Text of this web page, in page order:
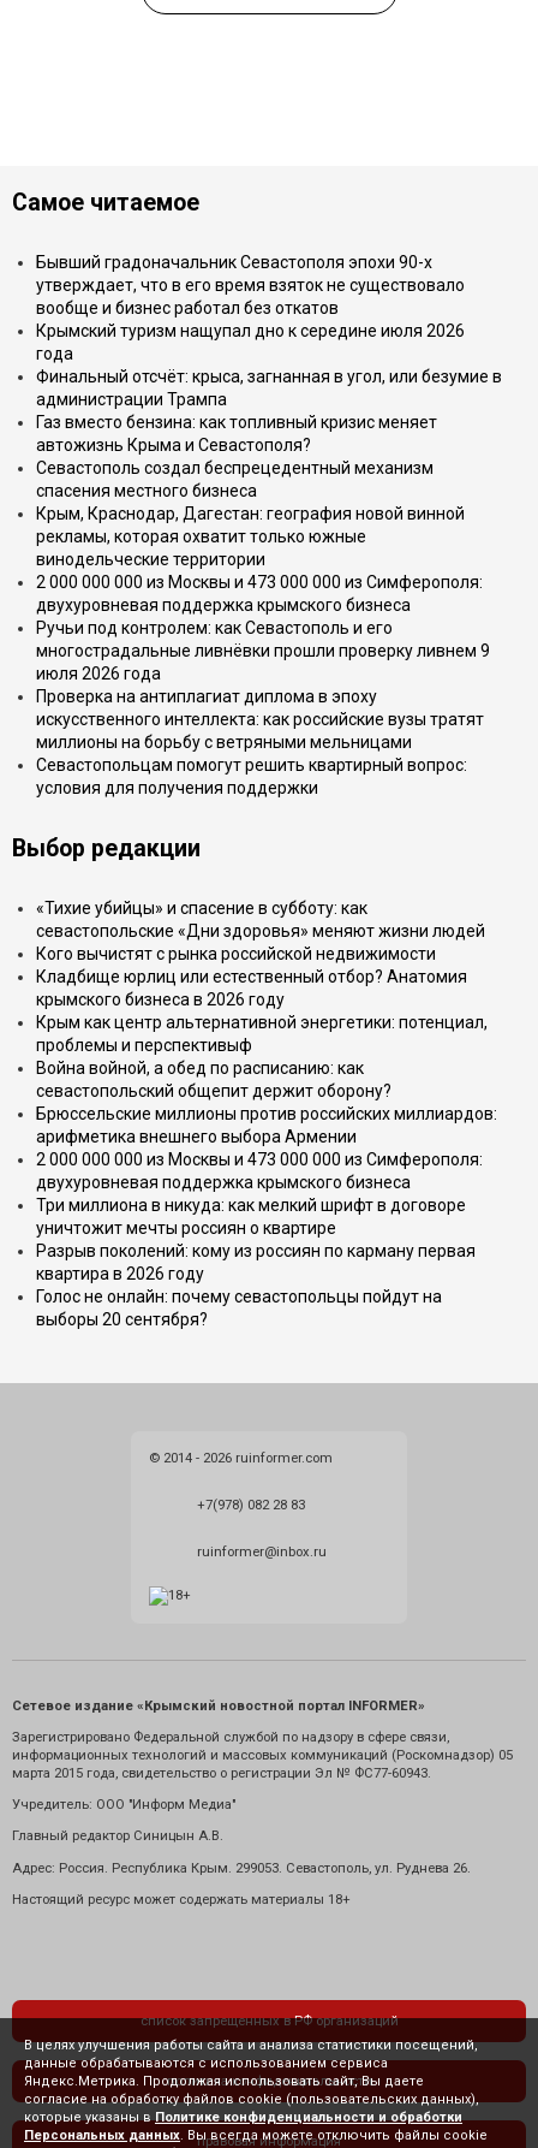
Самое читаемое
Бывший градоначальник Севастополя эпохи 90-х
утверждает, что в его время взяток не существовало
вообще и бизнес работал без откатов
Крымский туризм нащупал дно к середине июля 2026
года
Финальный отсчёт: крыса, загнанная в угол, или безумие в
администрации Трампа
Газ вместо бензина: как топливный кризис меняет
автожизнь Крыма и Севастополя?
Севастополь создал беспрецедентный механизм
спасения местного бизнеса
Крым, Краснодар, Дагестан: география новой винной
рекламы, которая охватит только южные
винодельческие территории
2 000 000 000 из Москвы и 473 000 000 из Симферополя:
двухуровневая поддержка крымского бизнеса
Ручьи под контролем: как Севастополь и его
многострадальные ливнёвки прошли проверку ливнем 9
июля 2026 года
Проверка на антиплагиат диплома в эпоху
искусственного интеллекта: как российские вузы тратят
миллионы на борьбу с ветряными мельницами
Севастопольцам помогут решить квартирный вопрос:
условия для получения поддержки
Выбор редакции
«Тихие убийцы» и спасение в субботу: как
севастопольские «Дни здоровья» меняют жизни людей
Кого вычистят с рынка российской недвижимости
Кладбище юрлиц или естественный отбор? Анатомия
крымского бизнеса в 2026 году
Крым как центр альтернативной энергетики: потенциал,
проблемы и перспективыф
Война войной, а обед по расписанию: как
севастопольский общепит держит оборону?
Брюссельские миллионы против российских миллиардов:
арифметика внешнего выбора Армении
2 000 000 000 из Москвы и 473 000 000 из Симферополя:
двухуровневая поддержка крымского бизнеса
Три миллиона в никуда: как мелкий шрифт в договоре
уничтожит мечты россиян о квартире
Разрыв поколений: кому из россиян по карману первая
квартира в 2026 году
Голос не онлайн: почему севастопольцы пойдут на
выборы 20 сентября?
© 2014 - 2026 ruinformer.com
+7(978) 082 28 83
ruinformer@inbox.ru
Сетевое издание «Крымский новостной портал INFORMER»
Зарегистрировано Федеральной службой по надзору в сфере связи,
информационных технологий и массовых коммуникаций (Роскомнадзор) 05
марта 2015 года, свидетельство о регистрации Эл № ФС77-60943.
Учредитель: ООО "Информ Медиа"
Главный редактор Синицын А.В.
Адрес: Россия. Республика Крым. 299053. Севастополь, ул. Руднева 26.
Настоящий ресурс может содержать материалы 18+
список запрещенных в РФ организаций
политика конфиденциальности
правовая информация
В целях улучшения работы сайта и анализа статистики посещений,
данные обрабатываются с использованием сервиса
Яндекс.Метрика. Продолжая использовать сайт, Вы даете
согласие на обработку файлов cookie (пользовательских данных),
которые указаны в Политике конфиденциальности и обработки
Персональных данных . Вы всегда можете отключить файлы cookie